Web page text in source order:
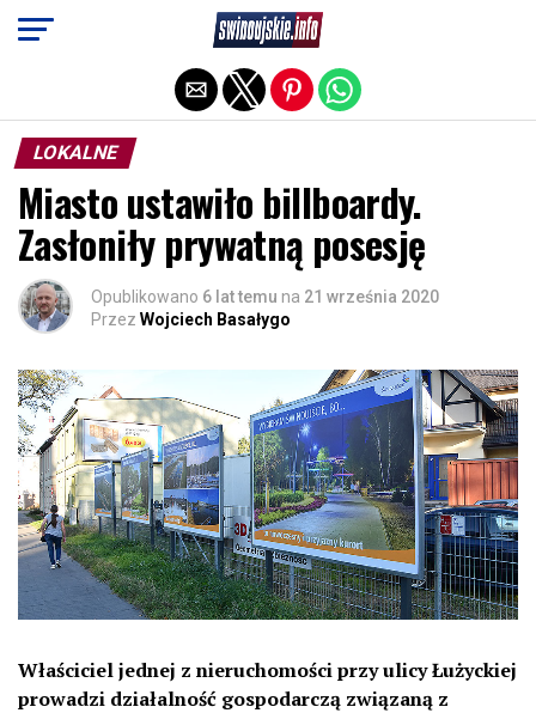
LOKALNE
Miasto ustawiło billboardy.
Zasłoniły prywatną posesję
Opublikowano 6 lat temu na 21 września 2020
Przez Wojciech Basałygo
Właściciel jednej z nieruchomości przy ulicy Łużyckiej
prowadzi działalność gospodarczą związaną z
Exit mobile version